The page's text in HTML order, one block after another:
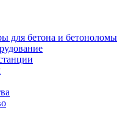
для бетона и бетоноломы